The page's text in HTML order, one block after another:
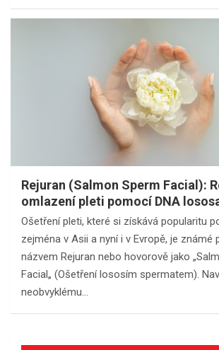
Rejuran (Salmon Sperm Facial):
omlazení pleti pomocí DNA
Ošetření pleti, které si získává popularitu
zejména v Asii a nyní i v Evropě, je známé
názvem Rejuran nebo hovorově jako
Facial„ (Ošetření lososím spermatem).
neobvyklému…